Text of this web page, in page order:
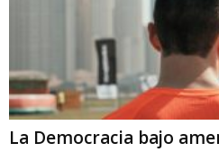
La Democracia bajo